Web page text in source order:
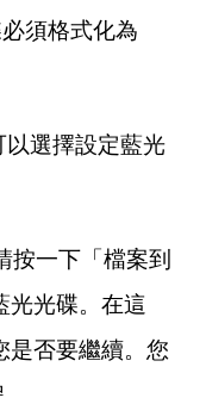
須格式化為
選擇設定藍光
按一下「檔案到
光光碟。在這
是否要繼續。您